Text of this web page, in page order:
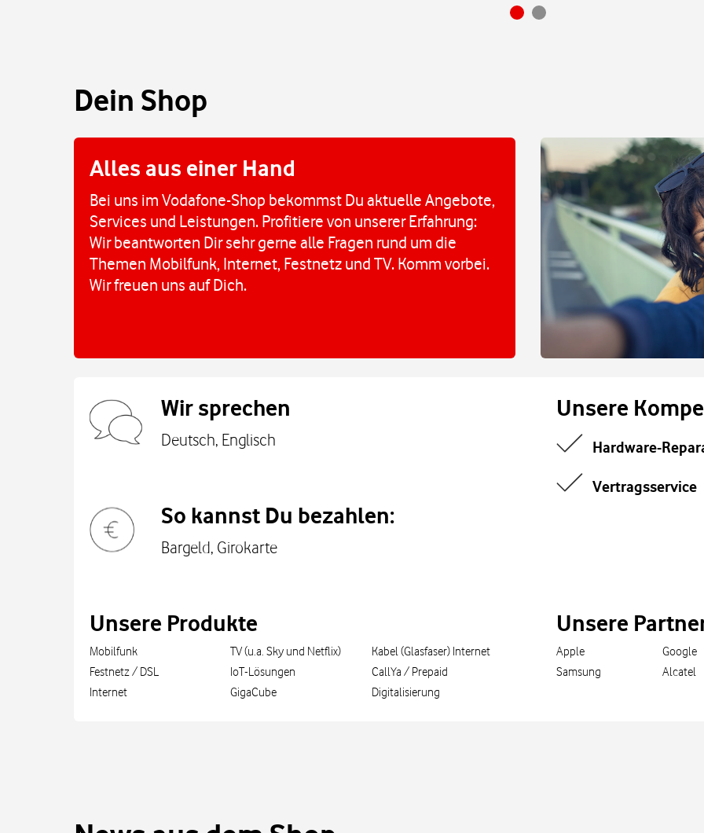
Dein Shop
Alles aus einer Hand
Bei uns im Vodafone-Shop bekommst Du aktuelle Angebote,
Services und Leistungen. Profitiere von unserer Erfahrung:
Wir beantworten Dir sehr gerne alle Fragen rund um die
Themen Mobilfunk, Internet, Festnetz und TV. Komm vorbei.
Wir freuen uns auf Dich.
Wir sprechen
Deutsch, Englisch
So kannst Du bezahlen:
Bargeld, Girokarte
Unsere
Hardware-
Vertragsservice
Unsere Produkte
Mobilfunk
Festnetz / DSL
Internet
TV (u.a. Sky und Netflix)
IoT-Lösungen
GigaCube
Kabel (Glasfaser) Internet
CallYa / Prepaid
Digitalisierung
Unsere
Apple
Samsung
Google
Alcatel